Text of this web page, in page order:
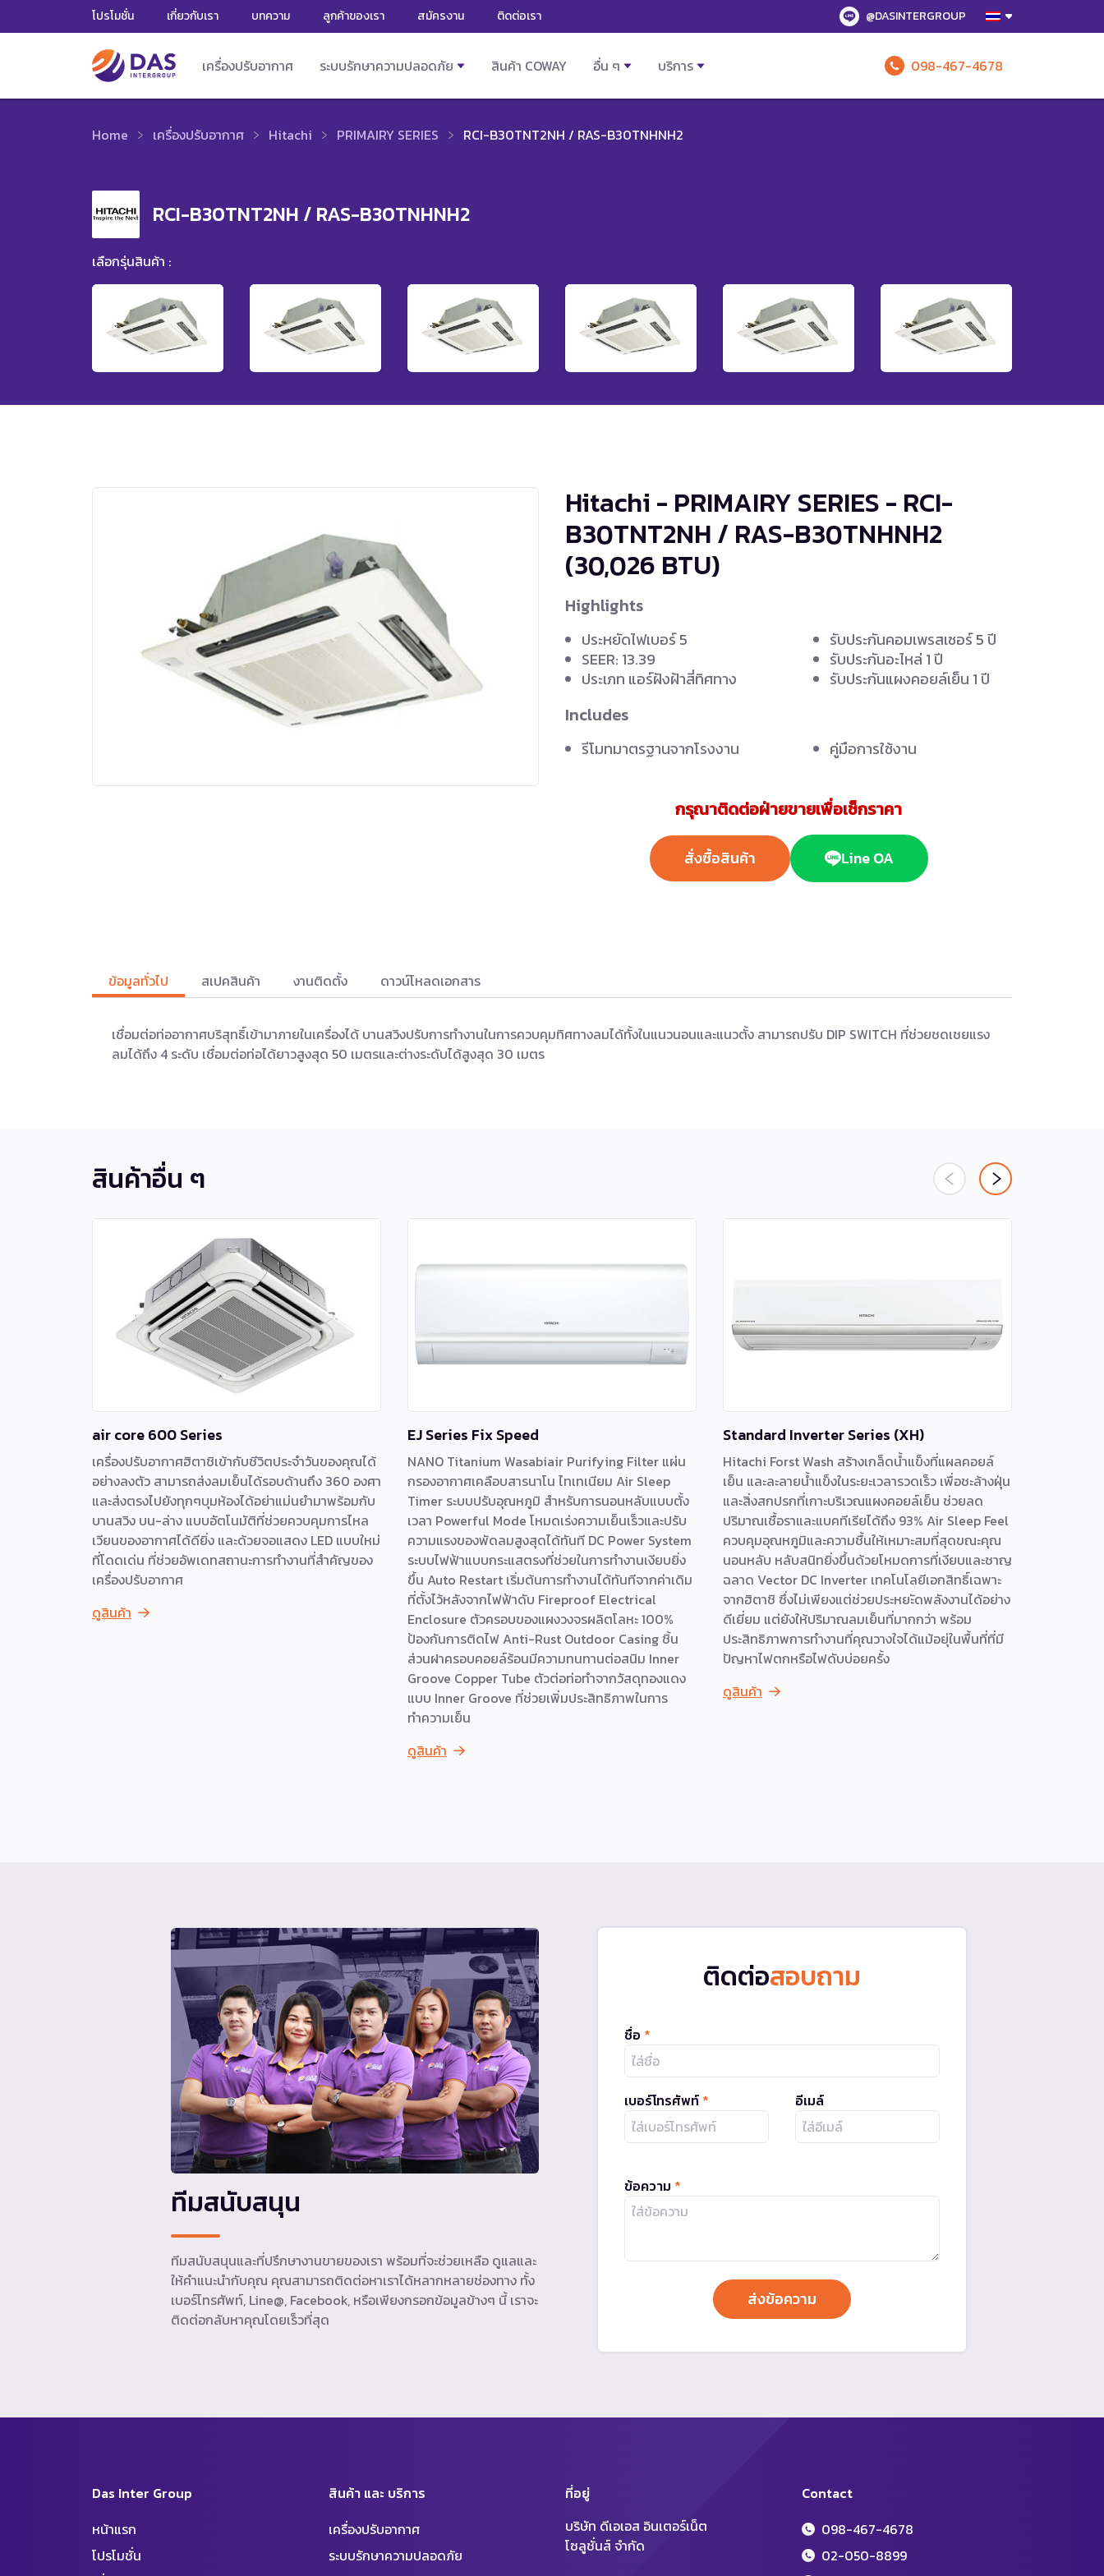
โปรโมชั่น เกี่ยวกับเรา บทความ ลูกค้าของเรา สมัครงาน ติดต่อเรา @DASINTERGROUP
เครื่องปรับอากาศ ระบบรักษาความปลอดภัย สินค้า COWAY อื่น ๆ บริการ 098-467-4678
Home เครื่องปรับอากาศ Hitachi PRIMAIRY SERIES RCI-B30TNT2NH / RAS-B30TNHNH2
RCI-B30TNT2NH / RAS-B30TNHNH2
เลือกรุ่นสินค้า :
Hitachi - PRIMAIRY SERIES - RCI-
B30TNT2NH / RAS-B30TNHNH2
(30,026 BTU)
Highlights
ประหยัดไฟเบอร์ 5
SEER: 13.39
ประเภท แอร์ฝังฝ้าสี่ทิศทาง
รับประกันคอมเพรสเซอร์ 5 ปี
รับประกันอะไหล่ 1 ปี
รับประกันแผงคอยล์เย็น 1 ปี
Includes
รีโมทมาตรฐานจากโรงงาน คู่มือการใช้งาน
กรุณาติดต่อฝ่ายขายเพื่อเช็กราคา
สั่งซื้อสินค้า Line OA
ข้อมูลทั่วไป สเปคสินค้า งานติดตั้ง ดาวน์โหลดเอกสาร
เชื่อมต่อท่ออากาศบริสุทธิ์เข้ามาภายในเครื่องได้ บานสวิงปรับการทำงานในการควบคุมทิศทางลมได้ทั้งในแนวนอนและแนวตั้ง สามารถปรับ DIP SWITCH ที่ช่วยชดเชยแรง
ลมได้ถึง 4 ระดับ เชื่อมต่อท่อได้ยาวสูงสุด 50 เมตรและต่างระดับได้สูงสุด 30 เมตร
สินค้าอื่น ๆ
air core 600 Series
เครื่องปรับอากาศฮิตาชิเข้ากับชีวิตประจำวันของคุณได้
อย่างลงตัว สามารถส่งลมเย็นได้รอบด้านถึง 360 องศา
และส่งตรงไปยังทุกๆบุมห้องได้อย่าแม่นยำมาพร้อมกับ
บานสวิง บน-ล่าง แบบอัตโนมัติที่ช่วยควบคุมการไหล
เวียนของอากาศได้ดียิ่ง และด้วยจอแสดง LED แบบใหม่
ที่โดดเด่น ที่ช่วยอัพเดทสถานะการทำงานที่สำคัญของ
เครื่องปรับอากาศ
ดูสินค้า
EJ Series Fix Speed
NANO Titanium Wasabiair Purifying Filter แผ่น
กรองอากาศเคลือบสารนาโน ไทเทเนียม Air Sleep
Timer ระบบปรับอุณหภูมิ สำหรับการนอนหลับแบบตั้ง
เวลา Powerful Mode โหมดเร่งความเย็นเร็วและปรับ
ความแรงของพัดลมสูงสุดได้ทันที DC Power System
ระบบไฟฟ้าแบบกระแสตรงที่ช่วยในการทำงานเงียบยิ่ง
ขึ้น Auto Restart เริ่มต้นการทำงานได้ทันทีจากค่าเดิม
ที่ตั้งไว้หลังจากไฟฟ้าดับ Fireproof Electrical
Enclosure ตัวครอบของแผงวงจรผลิตโลหะ 100%
ป้องกันการติดไฟ Anti-Rust Outdoor Casing ชิ้น
ส่วนฝาครอบคอยล์ร้อนมีความทนทานต่อสนิม Inner
Groove Copper Tube ตัวต่อท่อทำจากวัสดุทองแดง
แบบ Inner Groove ที่ช่วยเพิ่มประสิทธิภาพในการ
ทำความเย็น
ดูสินค้า
Standard Inverter Series (XH)
Hitachi Forst Wash สร้างเกล็ดน้ำแข็งที่แผลคอยล์
เย็น และละลายน้ำแข็งในระยะเวลารวดเร็ว เพื่อชะล้างฝุ่น
และสิ่งสกปรกที่เกาะบริเวณแผงคอยล์เย็น ช่วยลด
ปริมาณเชื้อราและแบคทีเรียได้ถึง 93% Air Sleep Feel
ควบคุมอุณหภูมิและความชื้นให้เหมาะสมที่สุดขณะคุณ
นอนหลับ หลับสนิทยิ่งขึ้นด้วยโหมดการที่เงียบและชาญ
ฉลาด Vector DC Inverter เทคโนโลยีเอกสิทธิ์เฉพาะ
จากฮิตาชิ ซึ่งไม่เพียงแต่ช่วยประหยะัดพลังงานได้อย่าง
ดีเยี่ยม แต่ยังให้ปริมาณลมเย็นที่มากกว่า พร้อม
ประสิทธิภาพการทำงานที่คุณวางใจได้แม้อยุ่ในพื้นที่ที่มี
ปัญหาไฟตกหรือไฟดับบ่อยครั้ง
ดูสินค้า
ติดต่อสอบถาม
ชื่อ *
เบอร์โทรศัพท์ * อีเมล์
ข้อความ *
ทีมสนับสนุน
ทีมสนับสนุนและที่ปรึกษางานขายของเรา พร้อมที่จะช่วยเหลือ ดูแลและ
ให้คำแนะนำกับคุณ คุณสามารถติดต่อหาเราได้หลากหลายช่องทาง ทั้ง
เบอร์โทรศัพท์, Line@, Facebook, หรือเพียงกรอกข้อมูลข้างๆ นี้ เราจะ
ติดต่อกลับหาคุณโดยเร็วที่สุด
Das Inter Group
หน้าแรก
โปรโมชั่น
สินค้า และ บริการ
เครื่องปรับอากาศ
ระบบรักษาความปลอดภัย
Contact
098-467-4678
02-050-8899
ที่อยู่
บริษัท ดีเอเอส อินเตอร์เน็ต
โซลูชั่นส์ จำกัด